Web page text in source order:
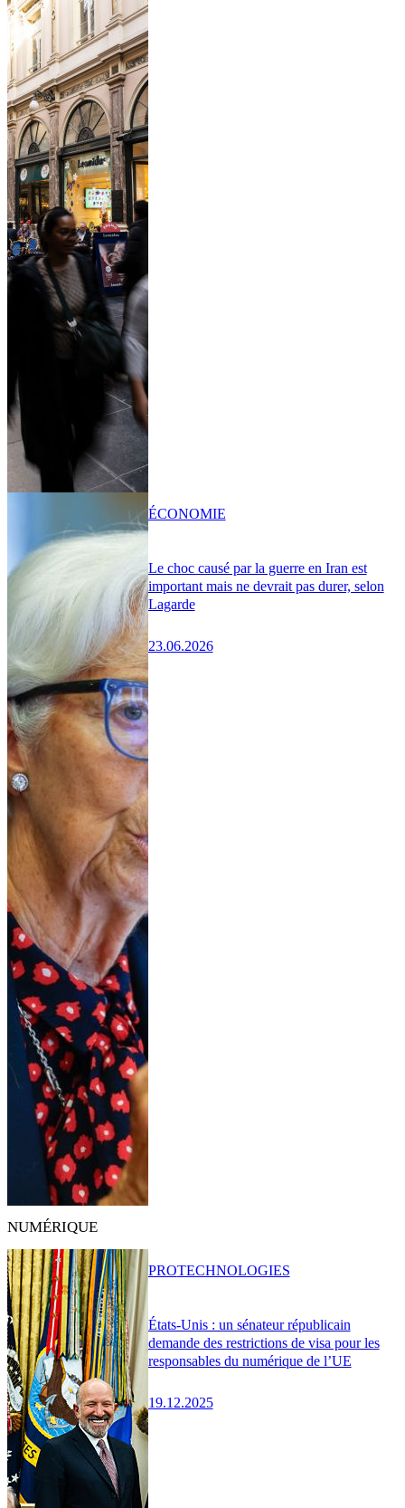
Le choc causé par la guerre en Iran est
important mais ne devrait pas durer, selon
Lagarde
23.06.2026
ÉCONOMIE
NUMÉRIQUE
États-Unis : un sénateur républicain
demande des restrictions de visa pour les
responsables du numérique de l’UE
19.12.2025
PROTECHNOLOGIES